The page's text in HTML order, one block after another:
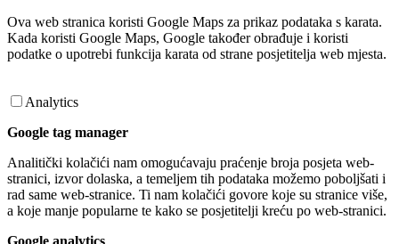
Ova web stranica koristi Google Maps za prikaz podataka s karata.
Kada koristi Google Maps, Google također obrađuje i koristi
podatke o upotrebi funkcija karata od strane posjetitelja web mjesta.
Analytics
Google tag manager
Analitički kolačići nam omogućavaju praćenje broja posjeta web-
stranici, izvor dolaska, a temeljem tih podataka možemo poboljšati i
rad same web-stranice. Ti nam kolačići govore koje su stranice više,
a koje manje popularne te kako se posjetitelji kreću po web-stranici.
Google analytics